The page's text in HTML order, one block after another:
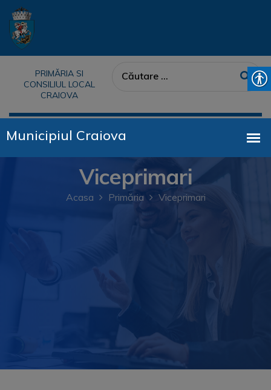
PRIMĂRIA SI
CONSILIUL LOCAL
CRAIOVA
Viceprimari
Acasa Primăria Viceprimari